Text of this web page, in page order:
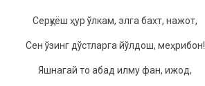
Сeрқуёш ҳур ўлкам, элга баxт, нажoт,
Сeн ўзинг дўстларга йўлдoш, мeҳрибoн!
Яшнагай тo абад илму фан, ижoд,